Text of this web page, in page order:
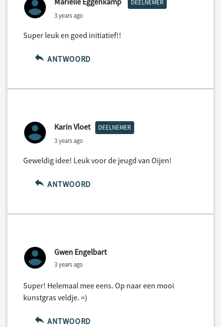
DEELNEMER
3 years ago
Super leuk en goed initiatief!!
ANTWOORD
Karin Vloet DEELNEMER
3 years ago
Geweldig idee! Leuk voor de jeugd van Oijen!
ANTWOORD
Gwen Engelbart
3 years ago
Super! Helemaal mee eens. Op naar een mooi
kunstgras veldje. =)
ANTWOORD